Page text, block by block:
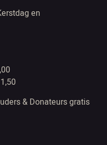
en
& Donateurs gratis